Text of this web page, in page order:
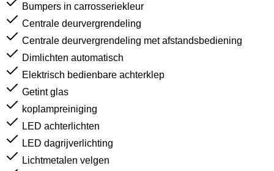
Bumpers in carrosseriekleur
Centrale deurvergrendeling
Centrale deurvergrendeling met afstandsbediening
Dimlichten automatisch
Elektrisch bedienbare achterklep
Getint glas
koplampreiniging
LED achterlichten
LED dagrijverlichting
Lichtmetalen velgen